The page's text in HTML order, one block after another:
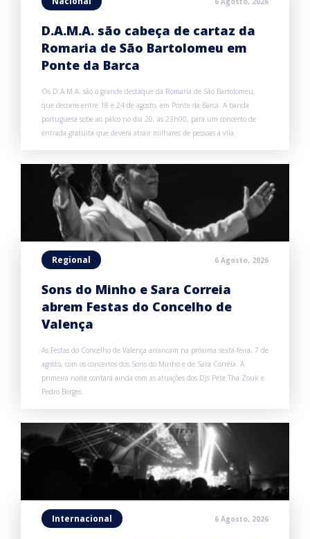
D.A.M.A. são cabeça de cartaz da
Romaria de São Bartolomeu em
Ponte da Barca
Os D.A.M.A. são o grande destaque da Romaria de São Bartolomeu,
que decorre entre 18 e 24 de agosto, em Ponte da Barca. A banda
portuguesa sobe ao palco no dia 20, às 23h00, para um concerto de
entrada gratuita que deverá atrair milhares de pessoas à vila.
Regional 6 Agosto, 2026
Sons do Minho e Sara Correia
abrem Festas do Concelho de
Valença
As Festas do Concelho de Valença arrancam na próxima sexta-feira, 7 de
agosto, com os concertos dos Sons do Minho e de Sara Correia. A
primeira noite contará ainda com as atuações dos DJs Pete Tha Zouk e
Pedro Borges.
Internacional 6 Agosto, 2026